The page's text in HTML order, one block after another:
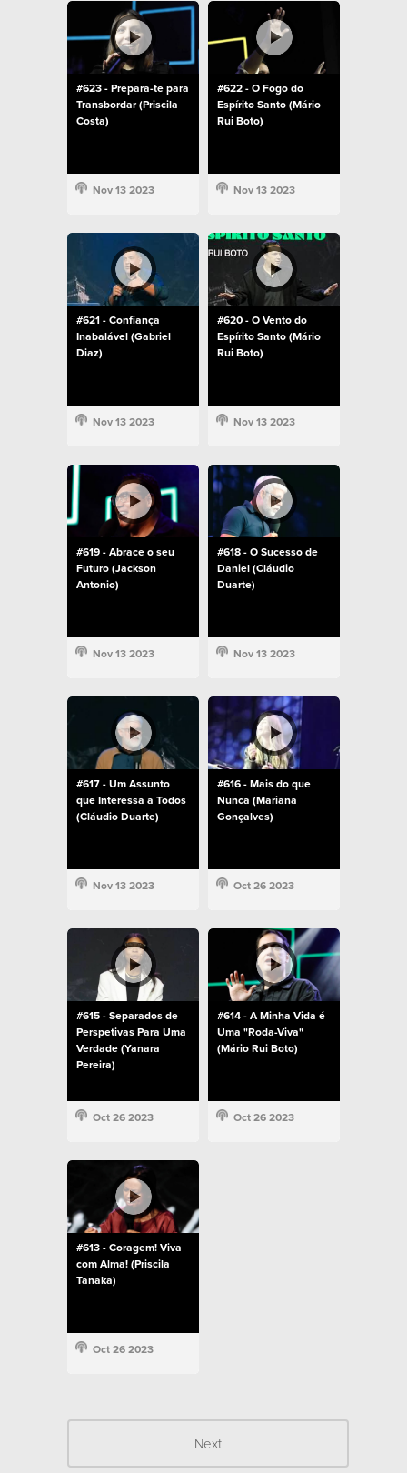
#623 - Prepara-te para
Transbordar (Priscila
Costa)
Nov 13 2023
#622 - O Fogo do
Espírito Santo (Mário
Rui Boto)
Nov 13 2023
#621 - Confiança
Inabalável (Gabriel
Diaz)
Nov 13 2023
#620 - O Vento do
Espírito Santo (Mário
Rui Boto)
Nov 13 2023
#619 - Abrace o seu
Futuro (Jackson
Antonio)
Nov 13 2023
#618 - O Sucesso de
Daniel (Cláudio
Duarte)
Nov 13 2023
#617 - Um Assunto
que Interessa a Todos
(Cláudio Duarte)
Nov 13 2023
#616 - Mais do que
Nunca (Mariana
Gonçalves)
Oct 26 2023
#615 - Separados de
Perspetivas Para Uma
Verdade (Yanara
Pereira)
Oct 26 2023
#614 - A Minha Vida é
Uma "Roda-Viva"
(Mário Rui Boto)
Oct 26 2023
#613 - Coragem! Viva
com Alma! (Priscila
Tanaka)
Oct 26 2023
Next